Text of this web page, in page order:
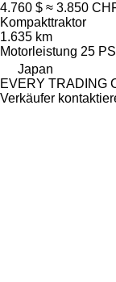
4.760 $ ≈ 3.850
Kompakttraktor
1.635 km
Motorleistung 25
Japan
EVERY TRADING
Verkäufer